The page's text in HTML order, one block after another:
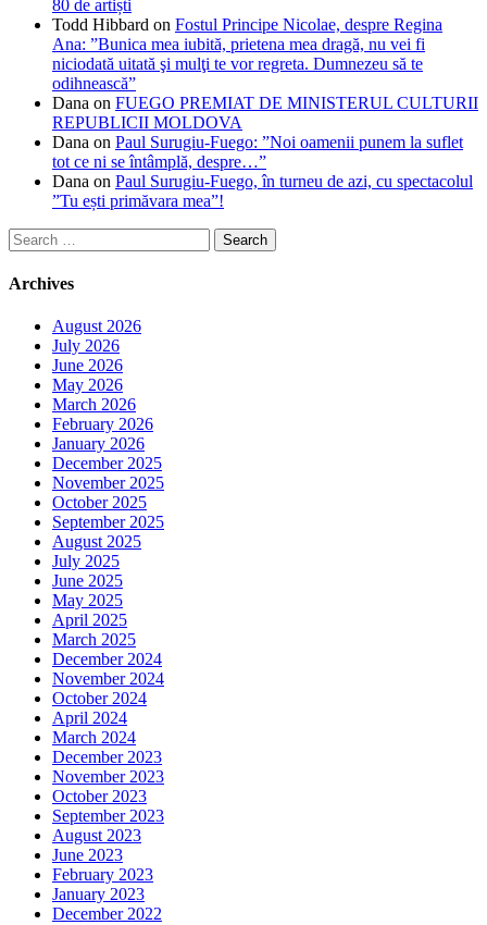
80 de artiști
Todd Hibbard on Fostul Principe Nicolae, despre Regina
Ana: ”Bunica mea iubită, prietena mea dragă, nu vei fi
niciodată uitată şi mulţi te vor regreta. Dumnezeu să te
odihnească”
Dana on FUEGO PREMIAT DE MINISTERUL CULTURII
REPUBLICII MOLDOVA
Dana on Paul Surugiu-Fuego: ”Noi oamenii punem la suflet
tot ce ni se întâmplă, despre…”
Dana on Paul Surugiu-Fuego, în turneu de azi, cu spectacolul
”Tu ești primăvara mea”!
Search
for:
Archives
August 2026
July 2026
June 2026
May 2026
March 2026
February 2026
January 2026
December 2025
November 2025
October 2025
September 2025
August 2025
July 2025
June 2025
May 2025
April 2025
March 2025
December 2024
November 2024
October 2024
April 2024
March 2024
December 2023
November 2023
October 2023
September 2023
August 2023
June 2023
February 2023
January 2023
December 2022